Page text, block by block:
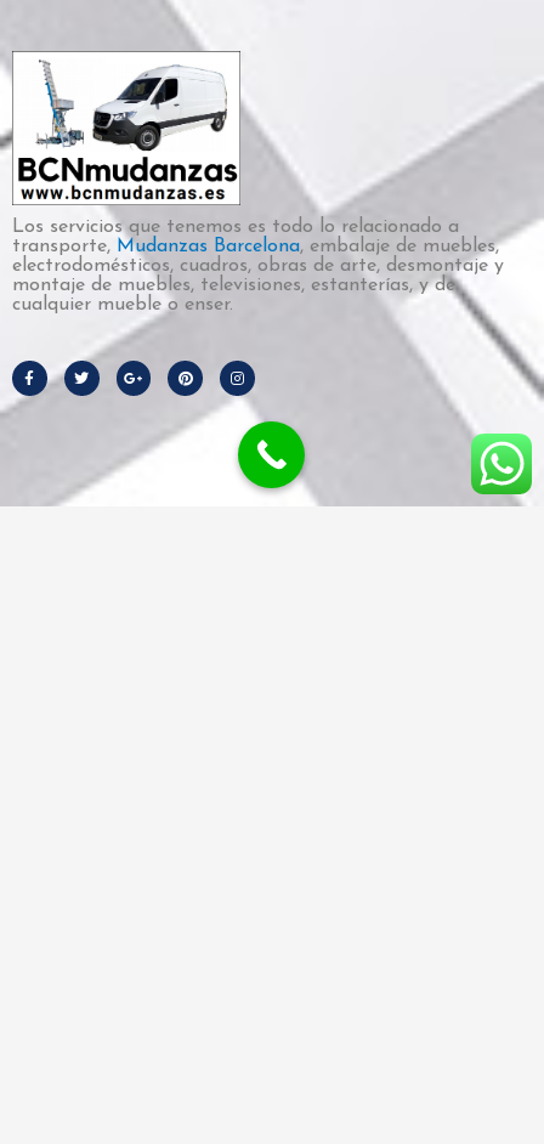
Los servicios que tenemos es todo lo relacionado a
transporte, Mudanzas Barcelona, embalaje de muebles,
electrodomésticos, cuadros, obras de arte, desmontaje y
montaje de muebles, televisiones, estanterías, y de
cualquier mueble o enser.